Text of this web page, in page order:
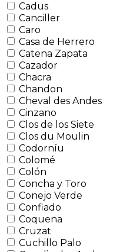
Cadus
Canciller
Caro
Casa de Herrero
Catena Zapata
Cazador
Chacra
Chandon
Cheval des Andes
Cinzano
Clos de los Siete
Clos du Moulin
Codorníu
Colomé
Colón
Concha y Toro
Conejo Verde
Confiado
Coquena
Cruzat
Cuchillo Palo